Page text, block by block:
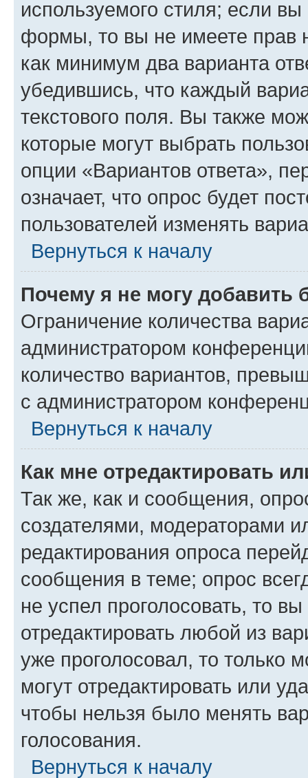
используемого стиля; если
формы, то вы не имеете прав
как минимум два варианта
убедившись, что каждый
текстового поля. Вы также
которые могут выбрать
опции «Вариантов ответа»,
означает, что опрос будет
пользователей изменять
Вернуться к началу
Почему я не могу добавить
Ограничение количества
администратором
количество вариантов,
с администратором
Вернуться к началу
Как мне отредактировать
Так же, как и сообщения,
создателями, модераторами
редактирования опроса
сообщения в теме; опрос
не успел проголосовать, то
отредактировать любой из
уже проголосовал, то только
могут отредактировать или
чтобы нельзя было менять
голосования.
Вернуться к началу